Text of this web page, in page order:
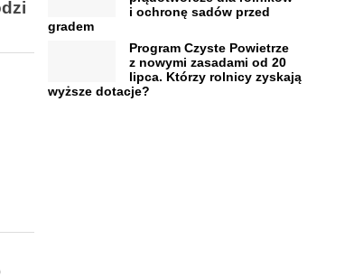
i ochronę sadów przed
gradem
Program Czyste Powietrze
z nowymi zasadami od 20
lipca. Którzy rolnicy zyskają
wyższe dotacje?